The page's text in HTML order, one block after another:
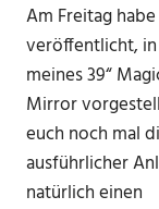
Am Freitag
veröffentlicht, in
meines 39“
Mirror
euch noch mal
ausführlicher
natürlich einen